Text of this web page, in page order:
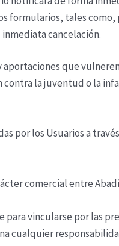
tales
cancelación.
que
la juventud o la
por los Usuarios a
comercial entre
vincularse por las
cualquier